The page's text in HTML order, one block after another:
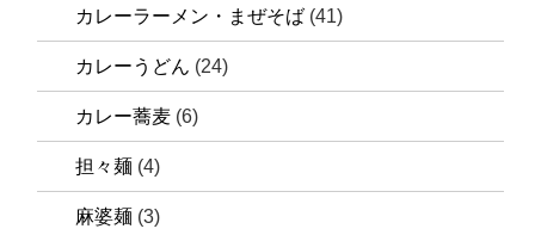
カレーラーメン・まぜそば (41)
カレーうどん (24)
カレー蕎麦 (6)
担々麺 (4)
麻婆麺 (3)